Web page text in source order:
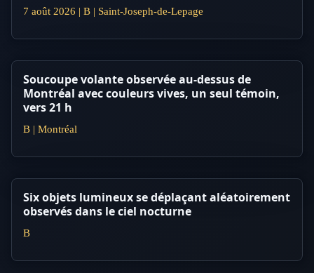
7 août 2026 | B | Saint-Joseph-de-Lepage
Soucoupe volante observée au-dessus de
Montréal avec couleurs vives, un seul témoin,
vers 21 h
B | Montréal
Six objets lumineux se déplaçant aléatoirement
observés dans le ciel nocturne
B